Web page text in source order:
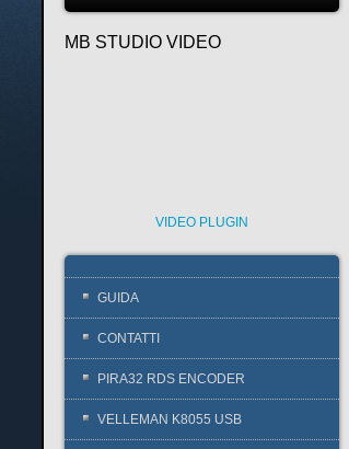
MB STUDIO VIDEO
VIDEO PLUGIN
GUIDA
CONTATTI
PIRA32 RDS ENCODER
VELLEMAN K8055 USB